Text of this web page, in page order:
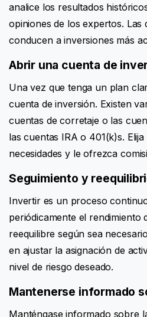
analice los resultados
opiniones de los expertos. Las
conducen a inversiones más
Abrir una cuenta de
Una vez que tenga un plan
cuenta de inversión. Existen
cuentas de corretaje o las
las cuentas IRA o 401(k)s.
necesidades y le ofrezca
Seguimiento y
Invertir es un proceso
periódicamente el rendimiento
reequilibre según sea
en ajustar la asignación de
nivel de riesgo deseado.
Mantenerse informado
Manténgase informado sobre